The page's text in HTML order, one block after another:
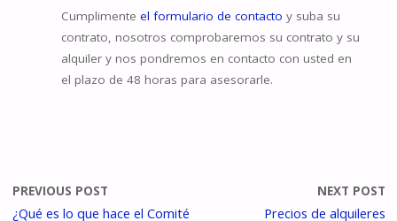
Cumplimente el formulario de contacto y suba su
contrato, nosotros comprobaremos su contrato y su
alquiler y nos pondremos en contacto con usted en
el plazo de 48 horas para asesorarle.
PREVIOUS POST
¿Qué es lo que hace el Comité
NEXT POST
Precios de alquileres